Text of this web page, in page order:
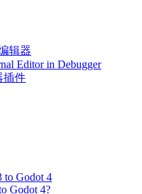
辑器
Editor in Debugger
插件
to Godot 4
Godot 4?